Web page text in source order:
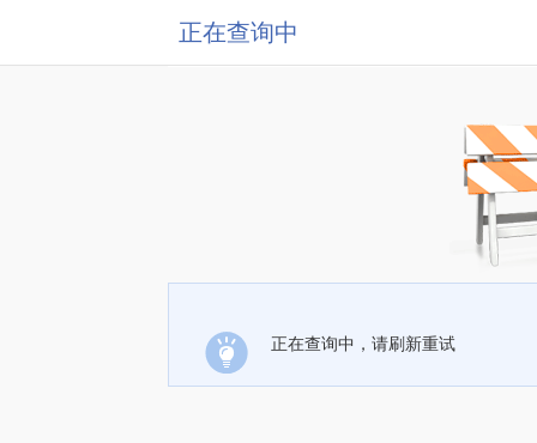
正在查询中
正在查询中，请刷新重试